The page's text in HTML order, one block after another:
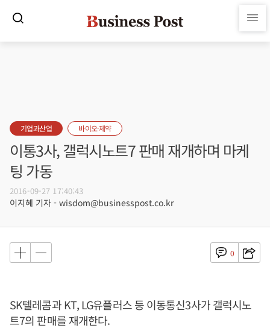
기업과산업 바이오·제약
이통3사, 갤럭시노트7 판매 재개하며 마케
팅 가동
2016-09-27 17:40:43
이지혜 기자 - wisdom@businesspost.co.kr
0
SK텔레콤과 KT, LG유플러스 등 이동통신3사가 갤럭시노
트7의 판매를 재개한다.